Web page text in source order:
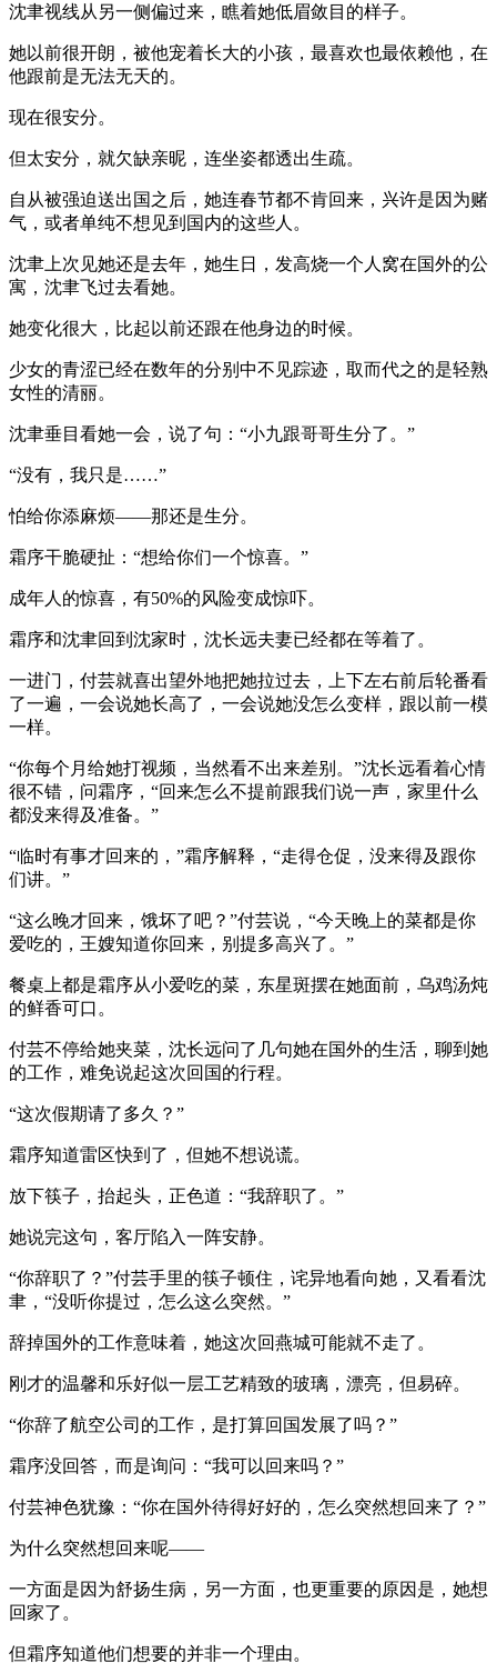
沈聿视线从另一侧偏过来，瞧着她低眉敛目的样子。
她以前很开朗，被他宠着长大的小孩，最喜欢也最依赖他，在
他跟前是无法无天的。
现在很安分。
但太安分，就欠缺亲昵，连坐姿都透出生疏。
自从被强迫送出国之后，她连春节都不肯回来，兴许是因为赌
气，或者单纯不想见到国内的这些人。
沈聿上次见她还是去年，她生日，发高烧一个人窝在国外的公
寓，沈聿飞过去看她。
她变化很大，比起以前还跟在他身边的时候。
少女的青涩已经在数年的分别中不见踪迹，取而代之的是轻熟
女性的清丽。
沈聿垂目看她一会，说了句：“小九跟哥哥生分了。”
“没有，我只是……”
怕给你添麻烦——那还是生分。
霜序干脆硬扯：“想给你们一个惊喜。”
成年人的惊喜，有50%的风险变成惊吓。
霜序和沈聿回到沈家时，沈长远夫妻已经都在等着了。
一进门，付芸就喜出望外地把她拉过去，上下左右前后轮番看
了一遍，一会说她长高了，一会说她没怎么变样，跟以前一模
一样。
“你每个月给她打视频，当然看不出来差别。”沈长远看着心情
很不错，问霜序，“回来怎么不提前跟我们说一声，家里什么
都没来得及准备。”
“临时有事才回来的，”霜序解释，“走得仓促，没来得及跟你
们讲。”
“这么晚才回来，饿坏了吧？”付芸说，“今天晚上的菜都是你
爱吃的，王嫂知道你回来，别提多高兴了。”
餐桌上都是霜序从小爱吃的菜，东星斑摆在她面前，乌鸡汤炖
的鲜香可口。
付芸不停给她夹菜，沈长远问了几句她在国外的生活，聊到她
的工作，难免说起这次回国的行程。
“这次假期请了多久？”
霜序知道雷区快到了，但她不想说谎。
放下筷子，抬起头，正色道：“我辞职了。”
她说完这句，客厅陷入一阵安静。
“你辞职了？”付芸手里的筷子顿住，诧异地看向她，又看看沈
聿，“没听你提过，怎么这么突然。”
辞掉国外的工作意味着，她这次回燕城可能就不走了。
刚才的温馨和乐好似一层工艺精致的玻璃，漂亮，但易碎。
“你辞了航空公司的工作，是打算回国发展了吗？”
霜序没回答，而是询问：“我可以回来吗？”
付芸神色犹豫：“你在国外待得好好的，怎么突然想回来了？”
为什么突然想回来呢——
一方面是因为舒扬生病，另一方面，也更重要的原因是，她想
回家了。
但霜序知道他们想要的并非一个理由。